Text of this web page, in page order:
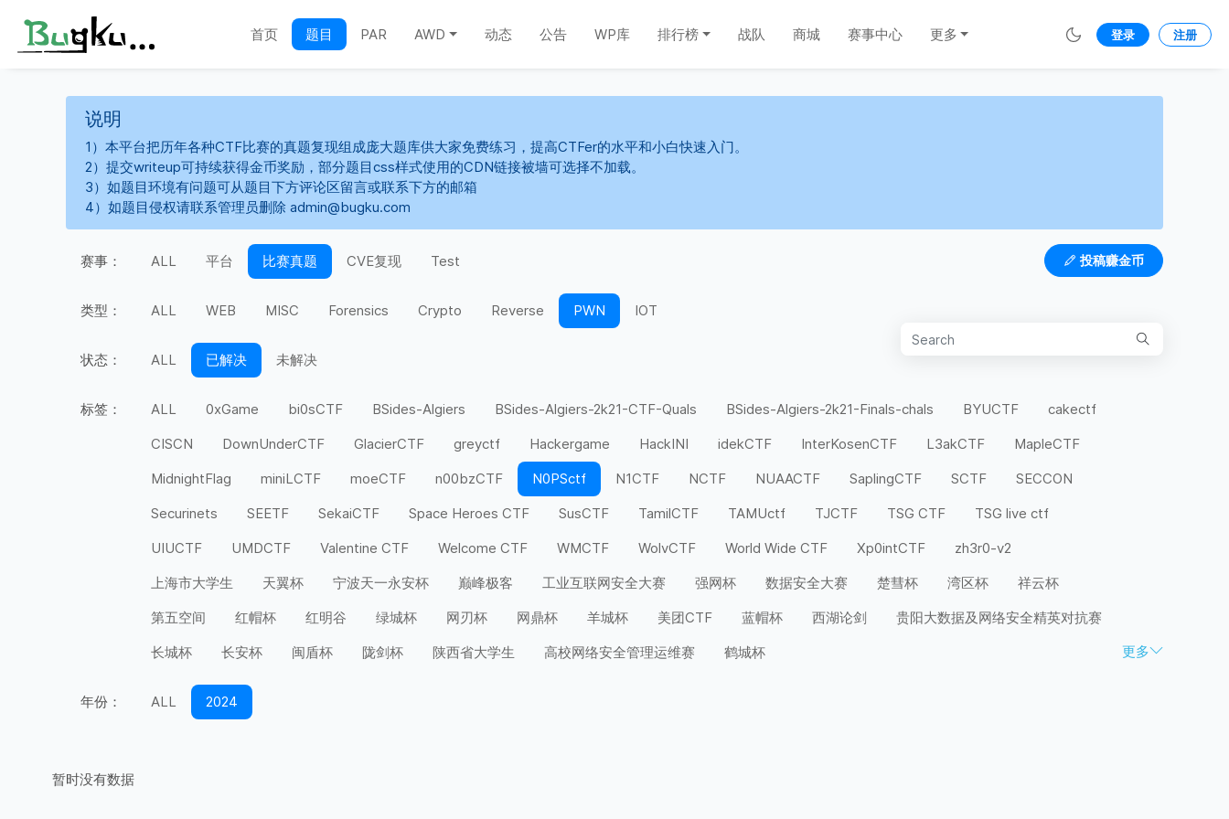
首页 题目 PAR AWD 动态 公告 WP库 排行榜 战队 商城 赛事中心 更多 登录 注册
说明
1）本平台把历年各种CTF比赛的真题复现组成庞大题库供大家免费练习，提高CTFer的水平和小白快速入门。
2）提交writeup可持续获得金币奖励，部分题目css样式使用的CDN链接被墙可选择不加载。
3）如题目环境有问题可从题目下方评论区留言或联系下方的邮箱
4）如题目侵权请联系管理员删除 admin@bugku.com
赛事： ALL 平台 比赛真题 CVE复现 Test
类型： ALL WEB MISC Forensics Crypto Reverse PWN IOT
状态： ALL 已解决 未解决
投稿赚金币
标签： ALL 0xGame bi0sCTF BSides-Algiers BSides-Algiers-2k21-CTF-Quals BSides-Algiers-2k21-Finals-chals BYUCTF
cakectf
CISCN
DownUnderCTF GlacierCTF greyctf Hackergame HackINI idekCTF InterKosenCTF L3akCTF
MapleCTF
MidnightFlag
miniLCTF moeCTF n00bzCTF N0PSctf N1CTF NCTF NUAACTF SaplingCTF SCTF
SECCON
Securinets
SEETF SekaiCTF Space Heroes CTF SusCTF TamilCTF TAMUctf TJCTF TSG CTF
TSG live ctf
UIUCTF
UMDCTF Valentine CTF Welcome CTF WMCTF WolvCTF World Wide CTF Xp0intCTF
zh3r0-v2
上海市大学生
天翼杯 宁波天一永安杯 巅峰极客 工业互联网安全大赛 强网杯 数据安全大赛 楚彗杯 湾区杯
祥云杯
第五空间
红帽杯 红明谷 绿城杯 网刃杯 网鼎杯 羊城杯 美团CTF 蓝帽杯 西湖论剑
贵阳大数据及网络安全精英对抗赛
长城杯
长安杯 闽盾杯 陇剑杯 陕西省大学生 高校网络安全管理运维赛 鹤城杯 更多
年份： ALL 2024
暂时没有数据